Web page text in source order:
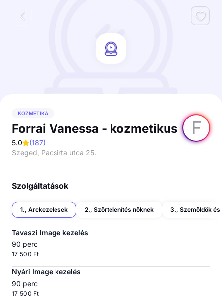
F
KOZMETIKA
Forrai Vanessa - kozmetikus
5.0 (187)
Szeged, Pacsirta utca 25.
Szolgáltatások
1., Arckezelések 2., Szőrtelenítés nőknek 3., Szemöldök
Tavaszi Image kezelés
90 perc
17 500 Ft
Nyári Image kezelés
90 perc
17 500 Ft